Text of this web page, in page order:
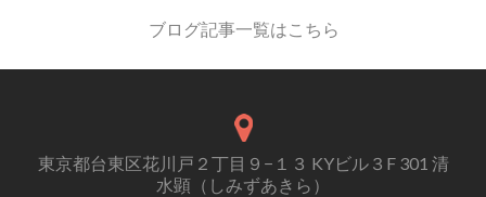
ブログ記事一覧はこちら
東京都台東区花川戸２丁目９−１３ KYビル３F 301 清
水顕（しみずあきら）